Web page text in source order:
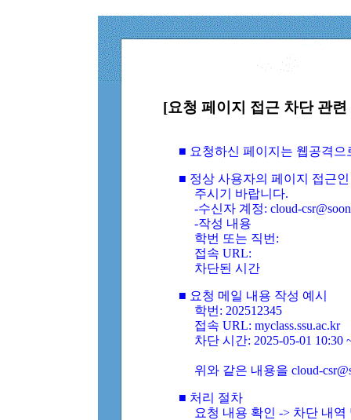
[요청 페이지 접근 차단 관
■ 요청하신 페이지는 웹공격
■ 정상 사용자의 페이지 접근
주시기 바랍니다.
-수신자 계정: cloud-
-작성 내용
학번 또는 직번:
접속 URL:
차단된 시간
■ 요청 메일 내용 작성 예시
학번: 202512345
접속 URL: myclass.ssu.ac.kr
차단 시간: 2025-05-01 10:30
위와 같은 내용을 cloud-
■ 처리 절차
요청 내용 확인 -> 차단 내